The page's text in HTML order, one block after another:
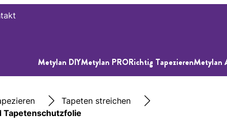
Metylan DIYMetylan PRORichtig TapezierenMetylan
Tapeten streichen
Tapetenschutzfolie